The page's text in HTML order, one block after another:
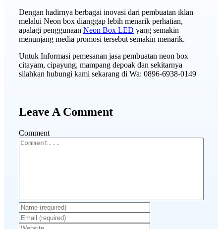
Dengan hadirnya berbagai inovasi dari pembuatan iklan
melalui Neon box dianggap lebih menarik perhatian,
apalagi penggunaan Neon Box LED yang semakin
menunjang media promosi tersebut semakin menarik.
Untuk Informasi pemesanan jasa pembuatan neon box
citayam, cipayung, mampang depoak dan sekitarnya
silahkan hubungi kami sekarang di Wa: 0896-6938-0149
Leave A Comment
Comment